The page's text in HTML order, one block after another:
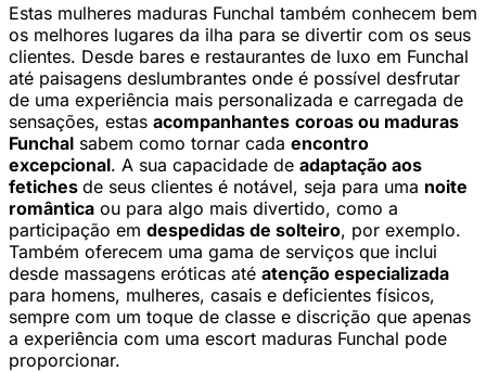
Estas mulheres maduras Funchal também conhecem bem
os melhores lugares da ilha para se divertir com os seus
clientes. Desde bares e restaurantes de luxo em Funchal
até paisagens deslumbrantes onde é possível desfrutar
de uma experiência mais personalizada e carregada de
sensações, estas acompanhantes coroas ou maduras
Funchal sabem como tornar cada encontro
excepcional. A sua capacidade de adaptação aos
fetiches de seus clientes é notável, seja para uma noite
romântica ou para algo mais divertido, como a
participação em despedidas de solteiro, por exemplo.
Também oferecem uma gama de serviços que inclui
desde massagens eróticas até atenção especializada
para homens, mulheres, casais e deficientes físicos,
sempre com um toque de classe e discrição que apenas
a experiência com uma escort maduras Funchal pode
proporcionar.